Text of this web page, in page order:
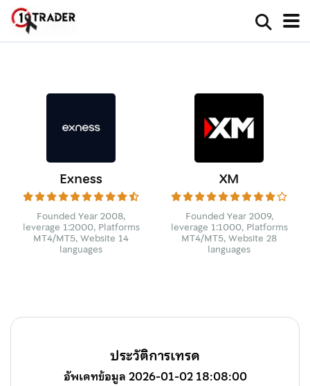
Exness
Founded Year 2008,
leverage 1:2000, Platforms
MT4/MT5, Website 14
languages
XM
Founded Year 2009,
leverage 1:1000, Platforms
MT4/MT5, Website 28
languages
ประวัติการเทรด
อัพเดทข้อมูล 2026-01-02 18:08:00